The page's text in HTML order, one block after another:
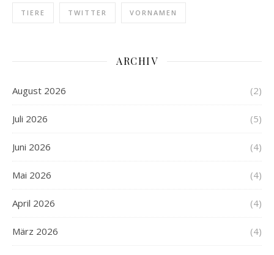
TIERE TWITTER VORNAMEN
ARCHIV
August 2026 (2)
Juli 2026 (5)
Juni 2026 (4)
Mai 2026 (4)
April 2026 (4)
März 2026 (4)